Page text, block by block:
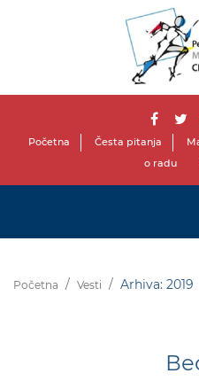
Početna Česta pitanja
o radu
Početna Vesti Arhiva: 2019